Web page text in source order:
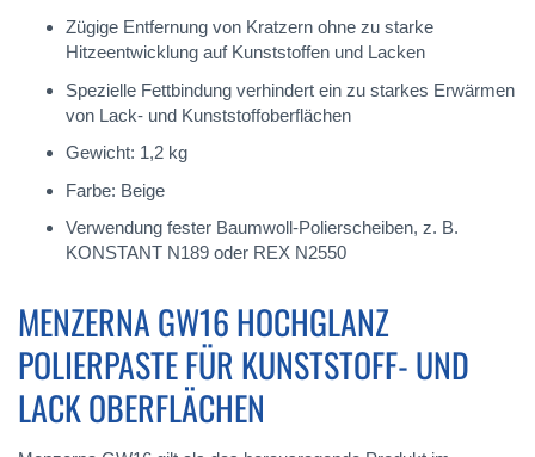
Zügige Entfernung von Kratzern ohne zu starke
Hitzeentwicklung auf Kunststoffen und Lacken
Spezielle Fettbindung verhindert ein zu starkes Erwärmen
von Lack- und Kunststoffoberflächen
Gewicht: 1,2 kg
Farbe: Beige
Verwendung fester Baumwoll-Polierscheiben, z. B.
KONSTANT N189 oder REX N2550
MENZERNA GW16 HOCHGLANZ
POLIERPASTE FÜR KUNSTSTOFF- UND
LACK OBERFLÄCHEN